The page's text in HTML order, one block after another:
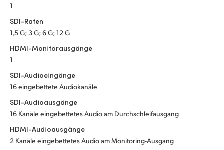
Singapore
South Africa
Sweden
Chinese Taipei
Turkey
1
SDI-Raten
1,5 G; 3 G; 6 G; 12 G
HDMI-Monitorausgänge
1
SDI-Audioeingänge
16 eingebettete Audiokanäle
SDI-Audioausgänge
16 Kanäle eingebettetes Audio am Durchschleifausgang
HDMI-Audioausgänge
2 Kanäle eingebettetes Audio am Monitoring-Ausgang